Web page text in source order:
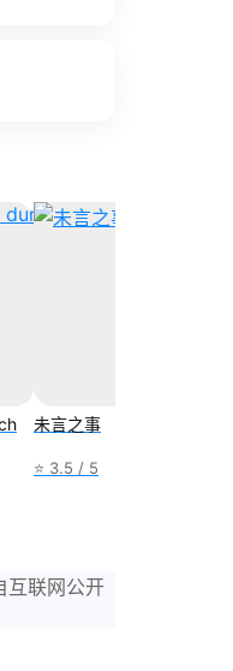
未言之事
⭐ 3.5 / 5
互联网公开